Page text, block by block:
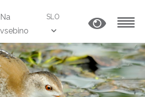
Na
vsebino
SLO